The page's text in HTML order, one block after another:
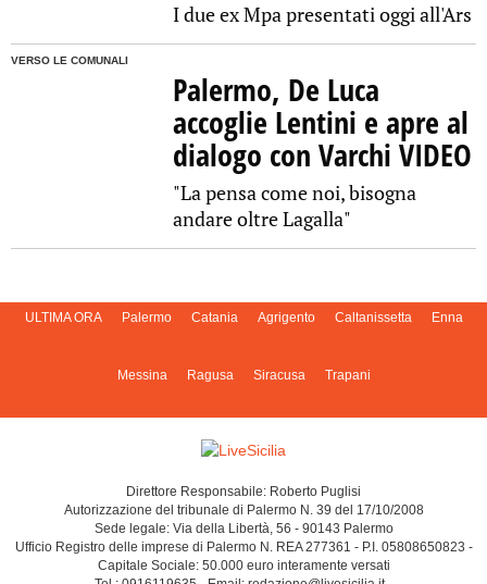
I due ex Mpa presentati oggi all'Ars
VERSO LE COMUNALI
Palermo, De Luca
accoglie Lentini e apre al
dialogo con Varchi VIDEO
"La pensa come noi, bisogna
andare oltre Lagalla"
ULTIMA ORA Palermo Catania Agrigento Caltanissetta Enna
Messina Ragusa Siracusa Trapani
Direttore Responsabile: Roberto Puglisi
Autorizzazione del tribunale di Palermo N. 39 del 17/10/2008
Sede legale: Via della Libertà, 56 - 90143 Palermo
Ufficio Registro delle imprese di Palermo N. REA 277361 - P.I. 05808650823 -
Capitale Sociale: 50.000 euro interamente versati